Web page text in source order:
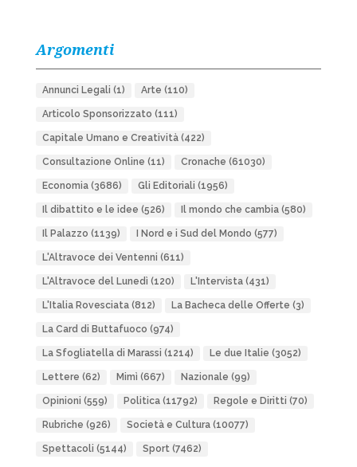
Argomenti
Annunci Legali (1) Arte (110)
Articolo Sponsorizzato (111)
Capitale Umano e Creatività(422)
Consultazione Online (11) Cronache (61030)
Economia(3686) Gli Editoriali (1956)
Il dibattito e le idee (526) Il mondo che cambia(580)
Il Palazzo (1139) I Nord e i Sud del Mondo (577)
L'Altravoce dei Ventenni (611)
L'Altravoce del Lunedì (120) L'Intervista(431)
L'Italia Rovesciata(812) La Bacheca delle Offerte (3)
La Card di Buttafuoco (974)
La Sfogliatella di Marassi (1214) Le due Italie (3052)
Lettere (62) Mimì (667) Nazionale (99)
Opinioni (559) Politica(11792) Regole e Diritti (70)
Rubriche (926) Società e Cultura(10077)
Spettacoli (5144) Sport(7462)